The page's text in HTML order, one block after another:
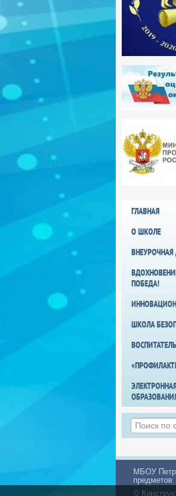
ГЛАВНАЯ
О ШКОЛЕ
ВНЕУРОЧНАЯ
ПОБЕДА!
ШКОЛА
МБОУ
предметов
©